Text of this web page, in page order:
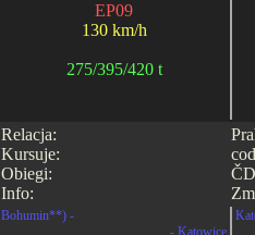
EP09
130 km/h
275/395/420 t
Relacja:
Kursuje:
Obiegi:
Info:
Bohumin**) -
- Katowice